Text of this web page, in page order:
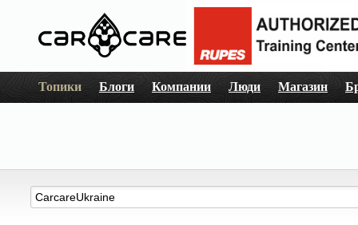
Топики Блоги Компании Люди Магазин